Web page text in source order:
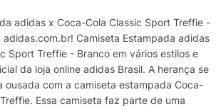
adidas x Coca-Cola Classic Sport Treffie -
adidas.com.br! Camiseta Estampada adidas
Sport Treffie - Branco em vários estilos e
da loja online adidas Brasil. A herança se
ousada com a camiseta estampada Coca-
Essa camiseta faz parte de uma